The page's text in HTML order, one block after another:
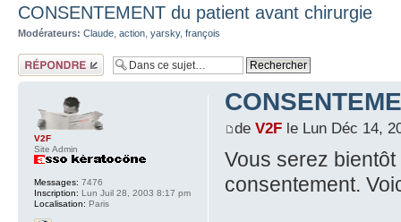
CONSENTEMENT du patient avant chirurgie
Modérateurs: Claude action yarsky, françois
Répondre
de V2Fle Lun Déc 14,
Vous serez
consentement.
V2F
Site Admin
Messages: 7476
Inscription: Lun Juil 28, 2003 8:17 pm
Localisation: Paris